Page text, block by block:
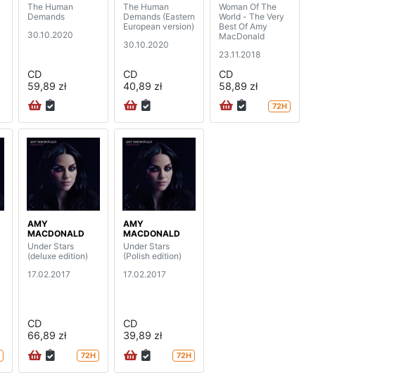
The Human
Demands
30.10.2020
CD
59,89 zł
The Human
Demands (Eastern
European version)
30.10.2020
CD
40,89 zł
Woman Of The
World - The Very
Best Of Amy
MacDonald
23.11.2018
CD
58,89 zł
72H
AMY
MACDONALD
Under Stars
(deluxe edition)
17.02.2017
CD
66,89 zł
72H
AMY
MACDONALD
Under Stars
(Polish edition)
17.02.2017
CD
39,89 zł
72H